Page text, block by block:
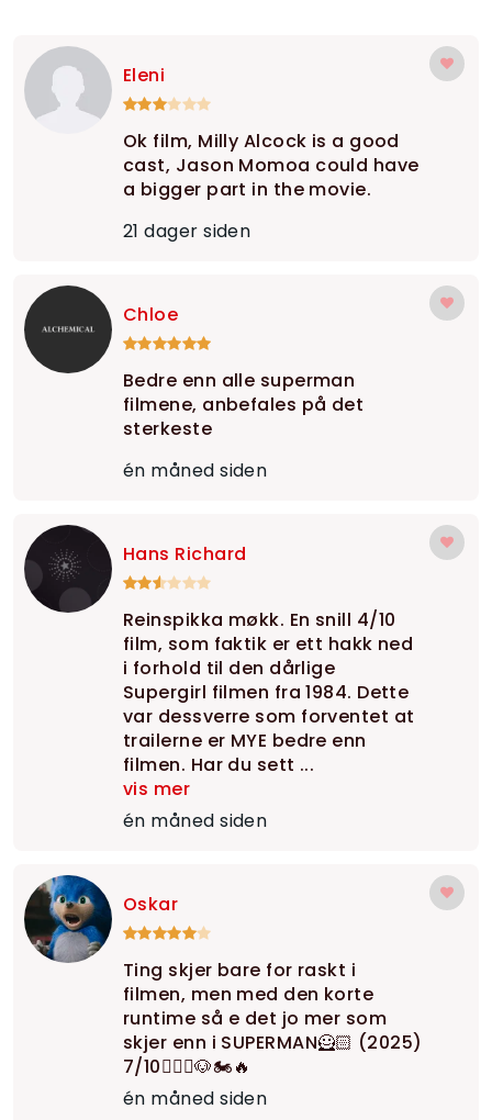
Eleni
Ok film, Milly Alcock is a good
cast, Jason Momoa could have
a bigger part in the movie.
21 dager siden
Chloe
Bedre enn alle superman
filmene, anbefales på det
sterkeste
én måned siden
Hans Richard
Reinspikka møkk. En snill 4/10
film, som faktik er ett hakk ned
i forhold til den dårlige
Supergirl filmen fra 1984. Dette
var dessverre som forventet at
trailerne er MYE bedre enn
filmen. Har du sett ...
vis mer
én måned siden
Oskar
Ting skjer bare for raskt i
filmen, men med den korte
runtime så e det jo mer som
skjer enn i SUPERMAN🦸🏻 (2025)
7/10🦸🏼‍♀️🐶🏍️🔥
én måned siden